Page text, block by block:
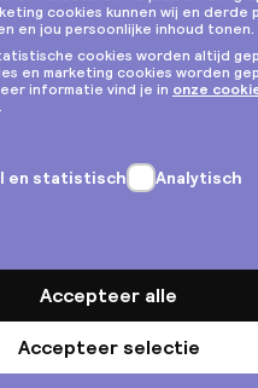
Privacy & cookies
Algemene voorwaarden